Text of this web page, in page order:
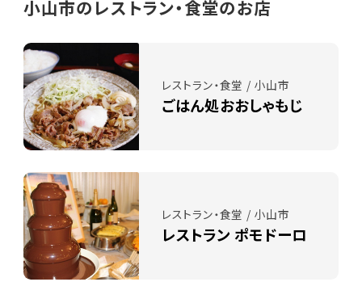
小山市のレストラン・食堂のお店
レストラン・食堂 / 小山市
ごはん処おおしゃもじ
レストラン・食堂 / 小山市
レストラン ポモドーロ